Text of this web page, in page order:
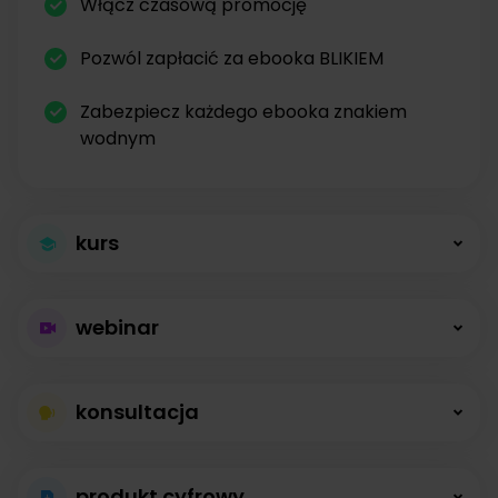
Pozwól zapłacić za ebooka BLIKIEM
Zabezpiecz każdego ebooka znakiem
wodnym
kurs
kursów
Kursy online z modułami, lekcjami, nagraniami i
opisami dostępne od zaraz.
webinar
bez limitów
konsultacja